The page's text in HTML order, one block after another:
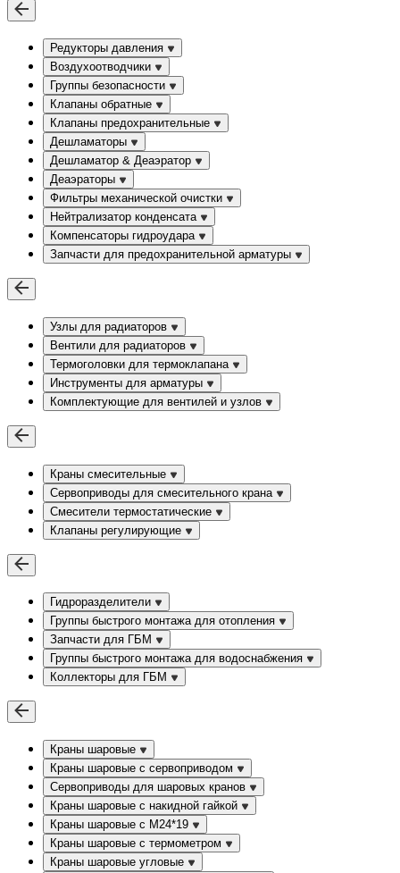
Редукторы давления
Воздухоотводчики
Группы безопасности
Клапаны обратные
Клапаны предохранительные
Дешламаторы
Дешламатор & Деаэратор
Деаэраторы
Фильтры механической очистки
Нейтрализатор конденсата
Компенсаторы гидроудара
Запчасти для предохранительной арматуры
Узлы для радиаторов
Вентили для радиаторов
Термоголовки для термоклапана
Инструменты для арматуры
Комплектующие для вентилей и узлов
Краны смесительные
Сервоприводы для смесительного крана
Смесители термостатические
Клапаны регулирующие
Гидроразделители
Группы быстрого монтажа для отопления
Запчасти для ГБМ
Группы быстрого монтажа для водоснабжения
Коллекторы для ГБМ
Краны шаровые
Краны шаровые с сервоприводом
Сервоприводы для шаровых кранов
Краны шаровые с накидной гайкой
Краны шаровые с М24*19
Краны шаровые с термометром
Краны шаровые угловые